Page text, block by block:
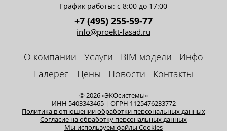
График работы: с 8:00 до 17:00
+7 (495) 255-59-77
info@proekt-fasad.ru
О компании Услуги BIM модели
Инфо
Галерея
Цены Новости Контакты
© 2026 «ЭКОсистемы»
ИНН 5403343465 | ОГРН 1125476233772
Политика в отношении обработки персональных данных
Cогласие на обработку персональных данных
Мы используем файлы Cookies